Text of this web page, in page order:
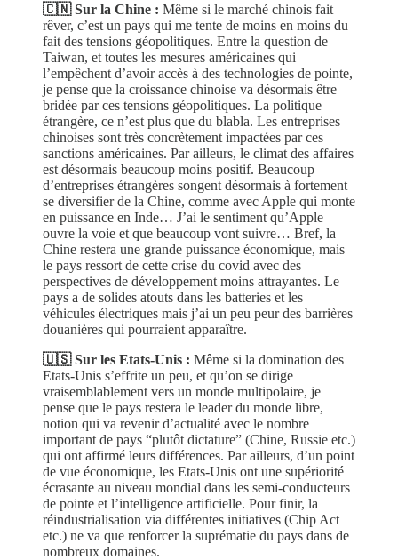
🇨🇳 Sur la Chine : Même si le marché chinois fait
rêver, c’est un pays qui me tente de moins en moins du
fait des tensions géopolitiques. Entre la question de
Taiwan, et toutes les mesures américaines qui
l’empêchent d’avoir accès à des technologies de pointe,
je pense que la croissance chinoise va désormais être
bridée par ces tensions géopolitiques. La politique
étrangère, ce n’est plus que du blabla. Les entreprises
chinoises sont très concrètement impactées par ces
sanctions américaines. Par ailleurs, le climat des affaires
est désormais beaucoup moins positif. Beaucoup
d’entreprises étrangères songent désormais à fortement
se diversifier de la Chine, comme avec Apple qui monte
en puissance en Inde… J’ai le sentiment qu’Apple
ouvre la voie et que beaucoup vont suivre… Bref, la
Chine restera une grande puissance économique, mais
le pays ressort de cette crise du covid avec des
perspectives de développement moins attrayantes. Le
pays a de solides atouts dans les batteries et les
véhicules électriques mais j’ai un peu peur des barrières
douanières qui pourraient apparaître.
🇺🇸 Sur les Etats-Unis : Même si la domination des
Etats-Unis s’effrite un peu, et qu’on se dirige
vraisemblablement vers un monde multipolaire, je
pense que le pays restera le leader du monde libre,
notion qui va revenir d’actualité avec le nombre
important de pays “plutôt dictature” (Chine, Russie etc.)
qui ont affirmé leurs différences. Par ailleurs, d’un point
de vue économique, les Etats-Unis ont une supériorité
écrasante au niveau mondial dans les semi-conducteurs
de pointe et l’intelligence artificielle. Pour finir, la
réindustrialisation via différentes initiatives (Chip Act
etc.) ne va que renforcer la suprématie du pays dans de
nombreux domaines.